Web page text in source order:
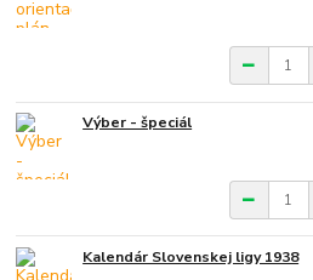
Výber - špeciál
Kalendár Slovenskej ligy 1938